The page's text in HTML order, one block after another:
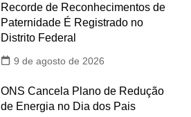
Recorde de Reconhecimentos de
Paternidade É Registrado no
Distrito Federal
9 de agosto de 2026
ONS Cancela Plano de Redução
de Energia no Dia dos Pais